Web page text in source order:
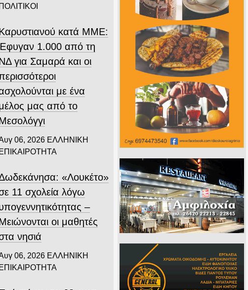
ΠΟΛΙΤΙΚΟΙ
κατά ΜΜΕ:
1.000 από τη
για Σαμαρά και οι
με ένα
μας από το
06, 2026 ΕΛΛΗΝΙΚΗ
ΕΠΙΚΑΙΡΟΤΗΤΑ
«Λουκέτο»
11 σχολεία λόγω
–
οι μαθητές
νησιά
06, 2026 ΕΛΛΗΝΙΚΗ
ΕΠΙΚΑΙΡΟΤΗΤΑ